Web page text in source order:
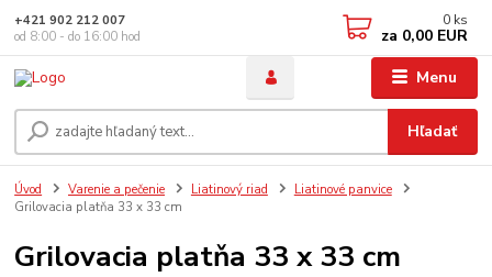
Menu
Hľadať
+421 902 212 007
od 8:00 - do 16:00 hod
0 ks
za 0,00 EUR
Úvod Varenie a pečenie Liatinový riad
Liatinové panvice
Grilovacia platňa 33 x 33 cm
Grilovacia platňa 33 x 33 cm